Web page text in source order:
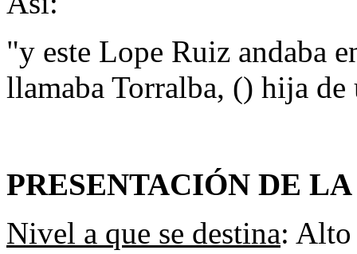
"y este Lope Ruiz andaba
llamaba Torralba, () hija
PRESENTACIÓN DE
Nivel a que se destina: Alto